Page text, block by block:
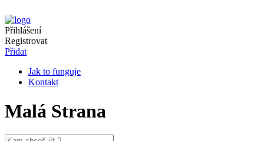
Přihlášení
Registrovat
Přidat
Jak to funguje
Kontakt
Malá Strana